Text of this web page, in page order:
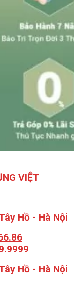
VIỆT
Hồ - Hà Nội
Hồ - Hà Nội